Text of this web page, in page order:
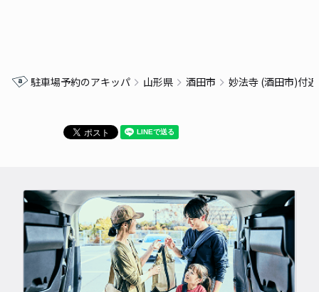
駐車場予約のアキッパ 山形県 酒田市 妙法寺 (酒田市)付